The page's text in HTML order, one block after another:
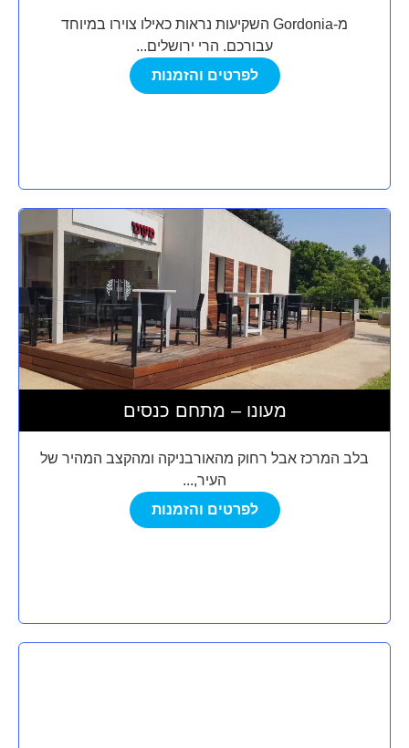
מ-Gordonia השקיעות נראות כאילו צוירו במיוחד
עבורכם. הרי ירושלים...
לפרטים והזמנות
מעונו – מתחם כנסים
בלב המרכז אבל רחוק מהאורבניקה ומהקצב המהיר של
העיר,...
לפרטים והזמנות